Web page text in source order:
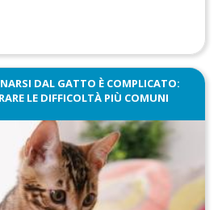
DAL GATTO È COMPLICATO:
LE DIFFICOLTÀ PIÙ COMUNI